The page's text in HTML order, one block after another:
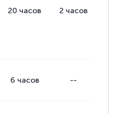
20 часов 2 часов
6 часов --